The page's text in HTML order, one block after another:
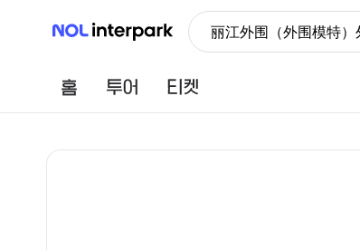
NOL 인터파크 丽江外围（外围模特
홈 투어